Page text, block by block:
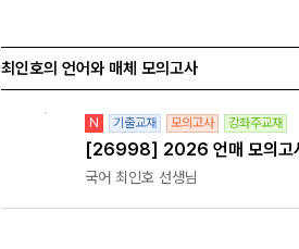
최인호의 언어와 매체 모의고사
N 기출교재 모의고사 강좌주교재
[26998] 2026 언매 모의고
국어 최인호 선생님